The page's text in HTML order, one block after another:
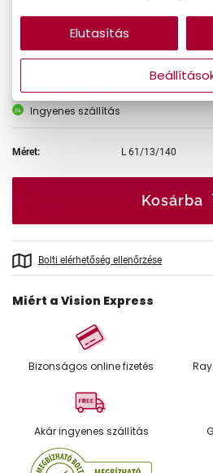
Korábbi ár: 104.090 Ft
72.863 Ft
Ingyenes szállítás
Méret: L 61/13/140
Kosárba
Bolti elérhetőség ellenőrzése
Miért a Vision Express
Bizonságos online fizetés
Akár ingyenes szállítás
Elutasítás